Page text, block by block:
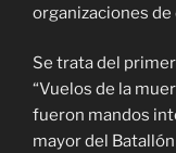
organizaciones
Se trata del
“Vuelos de la
fueron mandos
mayor del